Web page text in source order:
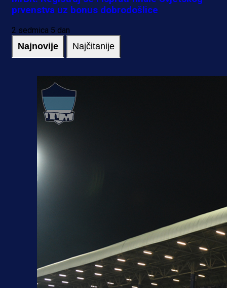
prvenstva uz bonus dobrodošlice
2 sedmica 5 dan
Najnovije Najčitanije